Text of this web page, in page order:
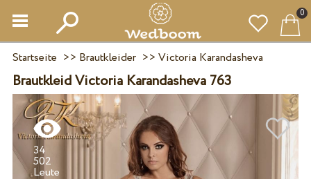
0
Startseite >> Brautkleider>> Victoria Karandasheva
Brautkleid Victoria Karandasheva 763
34
502
Leute